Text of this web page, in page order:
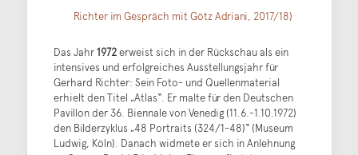
Richter im Gespräch mit Götz Adriani, 2017/18)
Das Jahr 1972erweist sich in der Rückschau als ein
intensives und erfolgreiches Ausstellungsjahr für
Gerhard Richter: Sein Foto- und Quellenmaterial
erhielt den Titel „Atlas“. Er malte für den Deutschen
Pavillon der 36. Biennale von Venedig (11.6.-1.10.1972)
den Bilderzyklus „48 Portraits (324/1-48)“ (Museum
Ludwig, Köln). Danach widmete er sich in Anlehnung